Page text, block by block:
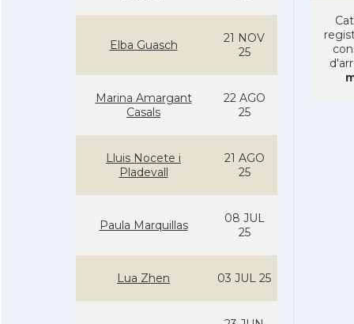
Elba Guasch
21 NOV
25
Marina Amargant
Casals
22 AGO
25
Lluis Nocete i
Pladevall
21 AGO
25
Paula Marquillas
08 JUL
25
Lua Zhen 03 JUL 25